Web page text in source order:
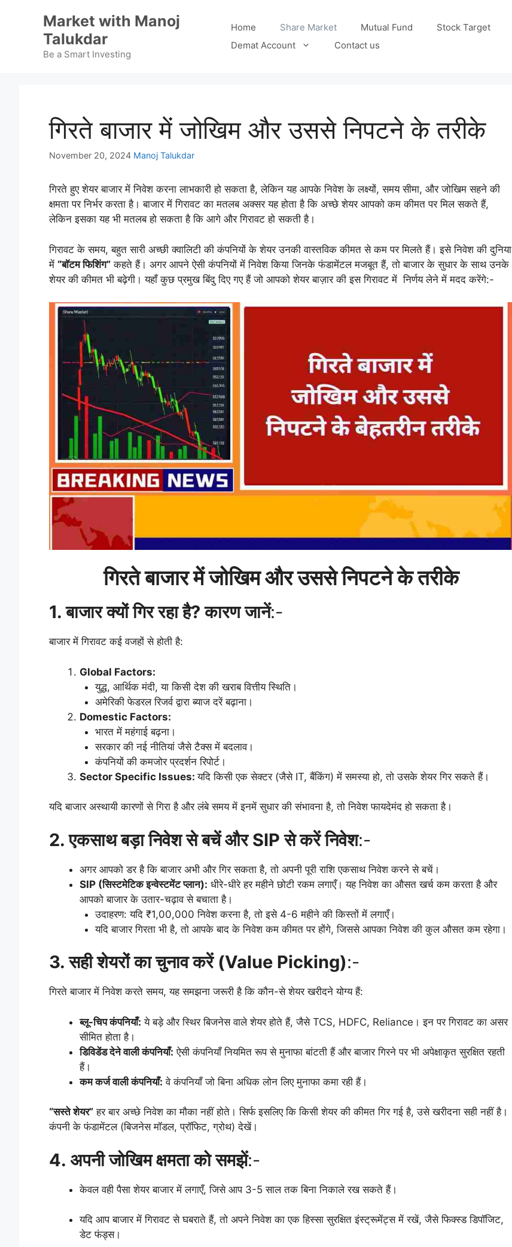
Market with Manoj
Talukdar
Be a Smart Investing
Home Share Market Mutual Fund Stock Target
Demat Account
Contact us
गिरते बाजार में जोखिम और उससे निपटने के तरीके
November 20, 2024 Manoj Talukdar
गिरते हुए शेयर बाजार में निवेश करना लाभकारी हो सकता है, लेकिन यह आपके निवेश के लक्ष्यों, समय सीमा, और जोखिम सहने की
क्षमता पर निर्भर करता है। बाजार में गिरावट का मतलब अक्सर यह होता है कि अच्छे शेयर आपको कम कीमत पर मिल सकते हैं,
लेकिन इसका यह भी मतलब हो सकता है कि आगे और गिरावट हो सकती है।
गिरावट के समय, बहुत सारी अच्छी क्वालिटी की कंपनियों के शेयर उनकी वास्तविक कीमत से कम पर मिलते हैं। इसे निवेश की दुनिया
में “बॉटम फिशिंग” कहते हैं। अगर आपने ऐसी कंपनियों में निवेश किया जिनके फंडामेंटल मजबूत हैं, तो बाजार के सुधार के साथ उनके
शेयर की कीमत भी बढ़ेगी। यहाँ कुछ प्रमुख बिंदु दिए गए हैं जो आपको शेयर बाज़ार की इस गिरावट में निर्णय लेने में मदद करेंगे:-
गिरते बाजार में जोखिम और उससे निपटने के तरीके
1. बाजार क्यों गिर रहा है? कारण जानें:-
बाजार में गिरावट कई वजहों से होती है:
Global Factors:
युद्ध, आर्थिक मंदी, या किसी देश की खराब वित्तीय स्थिति।
अमेरिकी फेडरल रिजर्व द्वारा ब्याज दरें बढ़ाना।
Domestic Factors:
भारत में महंगाई बढ़ना।
सरकार की नई नीतियां जैसे टैक्स में बदलाव।
कंपनियों की कमजोर प्रदर्शन रिपोर्ट।
Sector Specific Issues:यदि किसी एक सेक्टर (जैसे IT, बैंकिंग) में समस्या हो, तो उसके शेयर गिर सकते हैं।
यदि बाजार अस्थायी कारणों से गिरा है और लंबे समय में इनमें सुधार की संभावना है, तो निवेश फायदेमंद हो सकता है।
2. एकसाथ बड़ा निवेश से बचें और SIP से करें निवेश:-
अगर आपको डर है कि बाजार अभी और गिर सकता है, तो अपनी पूरी राशि एकसाथ निवेश करने से बचें।
SIP (सिस्टमेटिक इन्वेस्टमेंट प्लान): धीरे-धीरे हर महीने छोटी रकम लगाएँ। यह निवेश का औसत खर्च कम करता है और
आपको बाजार के उतार-चढ़ाव से बचाता है।
उदाहरण: यदि ₹1,00,000 निवेश करना है, तो इसे 4-6 महीने की किस्तों में लगाएँ।
यदि बाजार गिरता भी है, तो आपके बाद के निवेश कम कीमत पर होंगे, जिससे आपका निवेश की कुल औसत कम रहेगा।
3. सही शेयरों का चुनाव करें (Value Picking):-
गिरते बाजार में निवेश करते समय, यह समझना जरूरी है कि कौन-से शेयर खरीदने योग्य हैं:
ब्लू-चिप कंपनियाँ: ये बड़े और स्थिर बिजनेस वाले शेयर होते हैं, जैसे TCS, HDFC, Reliance। इन पर गिरावट का असर
सीमित होता है।
डिविडेंड देने वाली कंपनियाँ: ऐसी कंपनियाँ नियमित रूप से मुनाफा बांटती हैं और बाजार गिरने पर भी अपेक्षाकृत सुरक्षित रहती
हैं।
कम कर्ज वाली कंपनियाँ: वे कंपनियाँ जो बिना अधिक लोन लिए मुनाफा कमा रही हैं।
“सस्ते शेयर” हर बार अच्छे निवेश का मौका नहीं होते। सिर्फ इसलिए कि किसी शेयर की कीमत गिर गई है, उसे खरीदना सही नहीं है।
कंपनी के फंडामेंटल (बिजनेस मॉडल, प्रॉफिट, ग्रोथ) देखें।
4. अपनी जोखिम क्षमता को समझें:-
केवल वही पैसा शेयर बाजार में लगाएँ, जिसे आप 3-5 साल तक बिना निकाले रख सकते हैं।
यदि आप बाजार में गिरावट से घबराते हैं, तो अपने निवेश का एक हिस्सा सुरक्षित इंस्ट्रूमेंट्स में रखें, जैसे फिक्स्ड डिपॉजिट,
डेट फंड्स।